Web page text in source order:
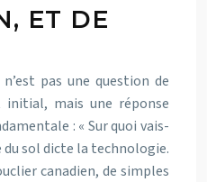
ET DE
pas une question de
initial, mais une réponse
: « Sur quoi vais-
du sol dicte la technologie.
canadien, de simples